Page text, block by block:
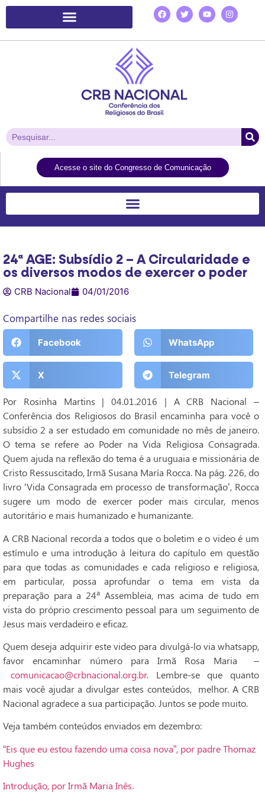
Acesse o site do Congresso de Comunicação
24ª AGE: Subsídio 2 – A Circularidade e
os diversos modos de exercer o poder
CRB Nacional 04/01/2016
Compartilhe nas redes sociais
Facebook WhatsApp
X Telegram
Por Rosinha Martins | 04.01.2016 | A CRB Nacional –
Conferência dos Religiosos do Brasil encaminha para você o
subsídio 2 a ser estudado em comunidade no mês de janeiro.
O tema se refere ao Poder na Vida Religiosa Consagrada.
Quem ajuda na reflexão do tema é a uruguaia e missionária de
Cristo Ressuscitado, Irmã Susana María Rocca. Na pág. 226, do
livro ‘Vida Consagrada em processo de transformação’, Rocca
sugere um modo de exercer poder mais circular, menos
autoritário e mais humanizado e humanizante.
A CRB Nacional recorda a todos que o boletim e o video é um
estímulo e uma introdução à leitura do capítulo em questão
para que todas as comunidades e cada religioso e religiosa,
em particular, possa aprofundar o tema em vista da
preparação para a 24ª Assembleia, mas acima de tudo em
vista do próprio crescimento pessoal para um seguimento de
Jesus mais verdadeiro e eficaz.
Quem deseja adquirir este video para divulgá-lo via whatsapp,
favor encaminhar número para Irmã Rosa Maria –
comunicacao@crbnacional.org.br. Lembre-se que quanto
mais você ajudar a divulgar estes conteúdos, melhor. A CRB
Nacional agradece a sua participação. Juntos se pode muito.
Veja também conteúdos enviados em dezembro:
“Eis que eu estou fazendo uma coisa nova”, por padre Thomaz
Hughes
Introdução, por Irmã Maria Inês.